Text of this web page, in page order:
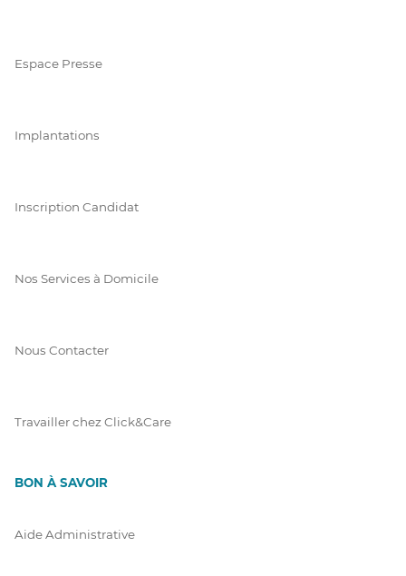
Espace Presse
Implantations
Inscription Candidat
Nos Services à Domicile
Nous Contacter
Travailler chez Click&Care
BON À SAVOIR
Aide Administrative